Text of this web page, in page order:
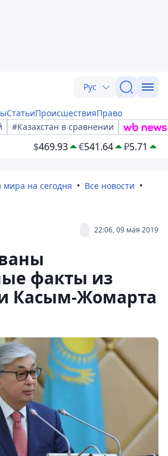
Рус
СтатьиПроисшествияПраво
#Казахстан в сравнении
$469.93 €541.64 ₽5.71
мира на сегодня
Все новости
22:06, 09 мая 2019
факты из
Касым-Жомарта